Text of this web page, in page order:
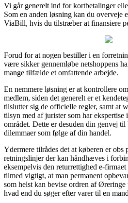
Vi går generelt ind for kortbetalinger
Som en anden løsning kan du overveje
ViaBill, hvis du tilstræber at finansiere
Forud for at nogen bestiller i en
være sikker gennemløbe netshoppens
mange tilfælde et omfattende arbejde.
En nemmere løsning er at kontrollere
medlem, siden det generelt er et
tilslutter sig de officielle regler, samt at
tilsyn med af jurister som har ekspertise
området. Dette er desuden din genvej
dilemmaer som følge af din handel.
Ydermere tilrådes det at køberen er obs
retningslinjer der kan håndhæves i
eksempelvis den returrettighed e-
tilmed vigtigt, at man permanent
som helst kan bevise ordren af
hvad end du søger efter varer til en